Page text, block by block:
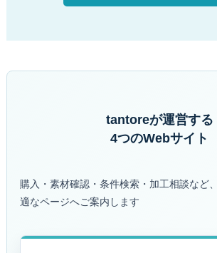
tantoreが運営する
4つのWebサイト
購入・素材確認・条件検索・加工相談など
適なページへご案内します